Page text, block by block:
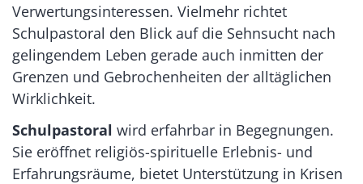
Verwertungsinteressen. Vielmehr richtet
Schulpastoral den Blick auf die Sehnsucht nach
gelingendem Leben gerade auch inmitten der
Grenzen und Gebrochenheiten der alltäglichen
Wirklichkeit.
Schulpastoral wird erfahrbar in Begegnungen.
Sie eröffnet religiös-spirituelle Erlebnis- und
Erfahrungsräume, bietet Unterstützung in Krisen